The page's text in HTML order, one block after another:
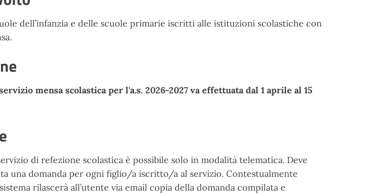
dell’infanzia e delle scuole primarie iscritti alle istituzioni scolastiche con
mensa scolastica per l'a.s. 2026-2027 va effettuata dal 1 aprile al 15
di refezione scolastica è possibile solo in modalità telematica. Deve
una domanda per ogni figlio/a iscritto/a al servizio. Contestualmente
rilascerà all’utente via email copia della domanda compilata e